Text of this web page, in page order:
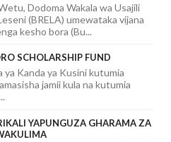
Dodoma Wakala wa Usajili
(BRELA) umewataka vijana
kesho bora (Bu...
SCHOLARSHIP FUND
ya Kanda ya Kusini kutumia
jamii kula na kutumia
YAPUNGUZA GHARAMA ZA